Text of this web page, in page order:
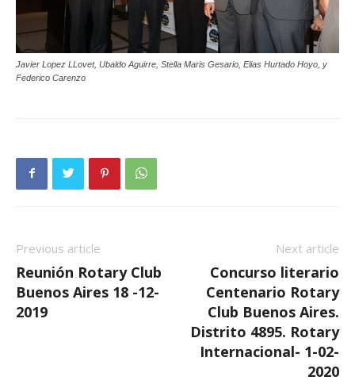
Javier Lopez LLovet, Ubaldo Aguirre, Stella Maris Gesario, Elias Hurtado Hoyo, y
Federico Carenzo
Previous article
Reunión Rotary Club
Buenos Aires 18 -12-
2019
Next article
Concurso literario
Centenario Rotary
Club Buenos Aires.
Distrito 4895. Rotary
Internacional- 1-02-
2020